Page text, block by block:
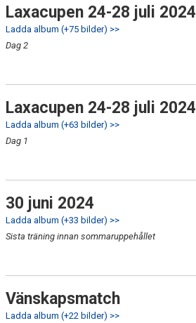
Laxacupen 24-28 juli 2024
Ladda album (+75 bilder) >>
Dag 2
Laxacupen 24-28 juli 2024
Ladda album (+63 bilder) >>
Dag 1
30 juni 2024
Ladda album (+33 bilder) >>
Sista träning innan sommaruppehållet
Vänskapsmatch
Ladda album (+22 bilder) >>